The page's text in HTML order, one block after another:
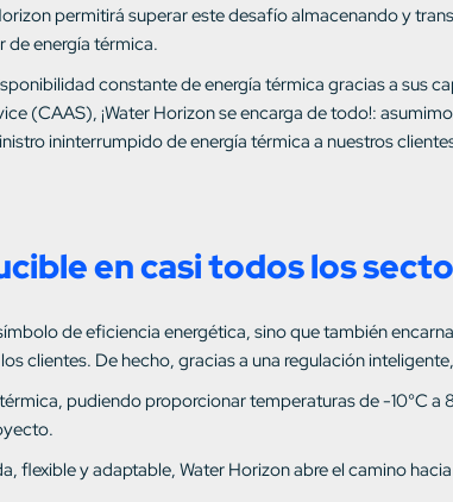
permitirá superar este desafío almacenando y
de energía térmica.
constante de energía térmica gracias a sus
(CAAS), ¡Water Horizon se encarga de todo!:
ininterrumpido de energía térmica a nuestros
en casi todos los
de eficiencia energética, sino que también
clientes. De hecho, gracias a una regulación
pudiendo proporcionar temperaturas de -10°C
flexible y adaptable, Water Horizon abre el camino